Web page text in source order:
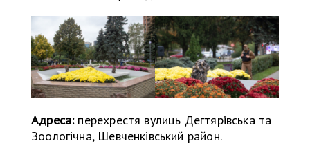
Адреса: перехрестя вулиць Дегтярівська та
Зоологічна, Шевченківський район.